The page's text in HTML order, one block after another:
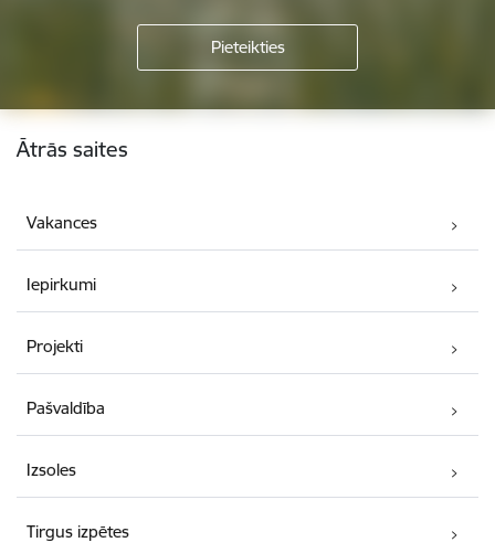
Kājene
Ātrās saites
Vakances
Iepirkumi
Projekti
Pašvaldība
Izsoles
Tirgus izpētes